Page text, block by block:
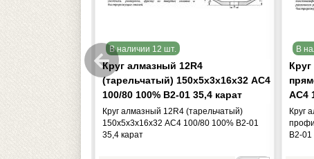
250х20х5х76
01 339,0 кар.
АС4 125/100
В наличии 12 шт.
Круг алмазный 12R4
(тарельчатый) 150х5х3х16х32 АС4
100/80 100% В2-01 35,4 карат
Круг алмазный 12R4 (тарельчатый)
150х5х3х16х32 АС4 100/80 100% В2-01
35,4 карат
В
АС4
Круг
В2-01